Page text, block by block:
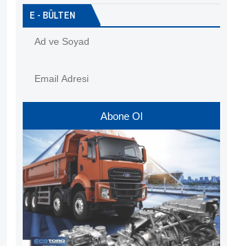
E - BÜLTEN
Abone Ol